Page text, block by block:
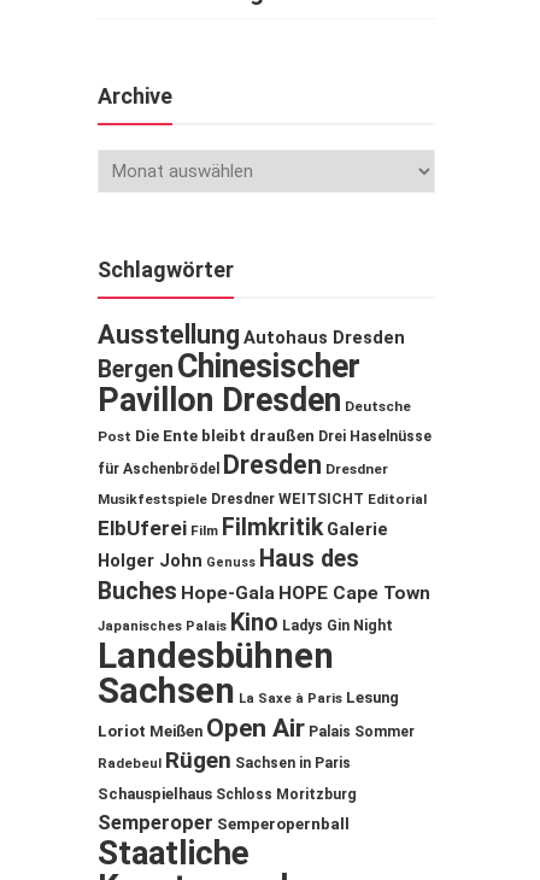
Archive
Schlagwörter
Ausstellung Autohaus Dresden
Bergen Chinesischer
Pavillon Dresden Deutsche
Post Die Ente bleibt draußen Drei Haselnüsse
für Aschenbrödel
Dresden Dresdner
Musikfestspiele Dresdner WEITSICHT Editorial
ElbUferei Film Filmkritik Galerie
Holger John Genuss Haus des
Buches Hope-Gala HOPE Cape Town
Japanisches Palais Kino Ladys Gin Night
Landesbühnen
Sachsen La Saxe à Paris Lesung
Loriot Meißen Open Air Palais Sommer
Radebeul Rügen Sachsen in Paris
Schauspielhaus Schloss Moritzburg
Semperoper Semperopernball
Staatliche